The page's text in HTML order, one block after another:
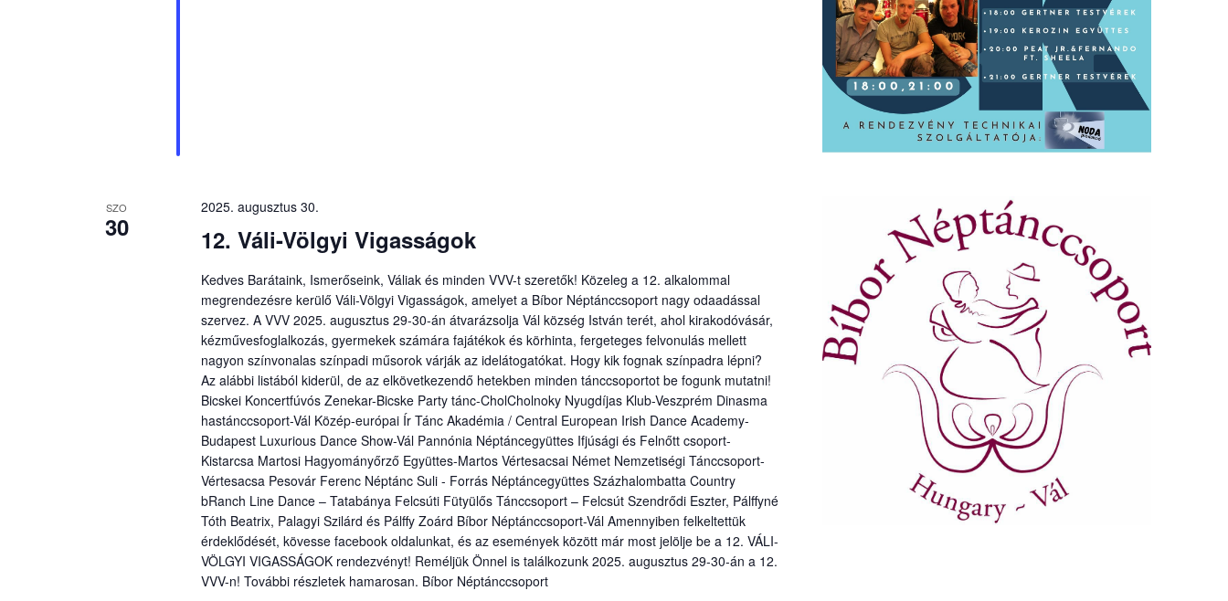
SZO
30 12. Váli-Völgyi Vigasságok
2025. augusztus 30.
Kedves Barátaink, Ismerőseink, Váliak és minden VVV-t szeretők! Közeleg a 12. alkalommal
megrendezésre kerülő Váli-Völgyi Vigasságok, amelyet a Bíbor Néptánccsoport nagy odaadással
szervez. A VVV 2025. augusztus 29-30-án átvarázsolja Vál község István terét, ahol kirakodóvásár,
kézművesfoglalkozás, gyermekek számára fajátékok és körhinta, fergeteges felvonulás mellett
nagyon színvonalas színpadi műsorok várják az idelátogatókat. Hogy kik fognak színpadra lépni?
Az alábbi listából kiderül, de az elkövetkezendő hetekben minden tánccsoportot be fogunk mutatni!
Bicskei Koncertfúvós Zenekar-Bicske Party tánc-CholCholnoky Nyugdíjas Klub-Veszprém Dinasma
hastánccsoport-Vál Közép-európai Ír Tánc Akadémia / Central European Irish Dance Academy-
Budapest Luxurious Dance Show-Vál Pannónia Néptáncegyüttes Ifjúsági és Felnőtt csoport-
Kistarcsa Martosi Hagyományőrző Együttes-Martos Vértesacsai Német Nemzetiségi Tánccsoport-
Vértesacsa Pesovár Ferenc Néptánc Suli - Forrás Néptáncegyüttes Százhalombatta Country
bRanch Line Dance – Tatabánya Felcsúti Fütyülős Tánccsoport – Felcsút Szendrődi Eszter, Pálffyné
Tóth Beatrix, Palagyi Szilárd és Pálffy Zoárd Bíbor Néptánccsoport-Vál Amennyiben felkeltettük
érdeklődését, kövesse facebook oldalunkat, és az események között már most jelölje be a 12. VÁLI-
VÖLGYI VIGASSÁGOK rendezvényt! Reméljük Önnel is találkozunk 2025. augusztus 29-30-án a 12.
VVV-n! További részletek hamarosan. Bíbor Néptánccsoport